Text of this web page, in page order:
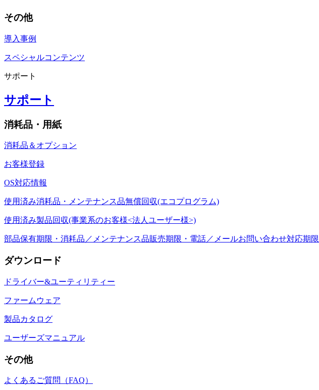
その他
導入事例
スペシャルコンテンツ
サポート
サポート
消耗品・用紙
消耗品＆オプション
お客様登録
OS対応情報
使用済み消耗品・メンテナンス品無償回収(エコプログラム)
使用済み製品回収(事業系のお客様<法人ユーザー様>)
部品保有期限・消耗品／メンテナンス品販売期限・電話／メールお問い合わせ対応期限
ダウンロード
ドライバー&ユーティリティー
ファームウェア
製品カタログ
ユーザーズマニュアル
その他
よくあるご質問（FAQ）